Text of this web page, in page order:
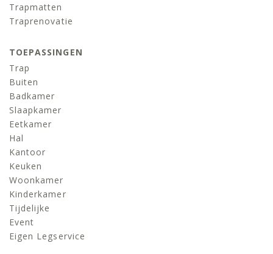
Trapmatten
Traprenovatie
TOEPASSINGEN
Trap
Buiten
Badkamer
Slaapkamer
Eetkamer
Hal
Kantoor
Keuken
Woonkamer
Kinderkamer
Tijdelijke
Event
Eigen Legservice